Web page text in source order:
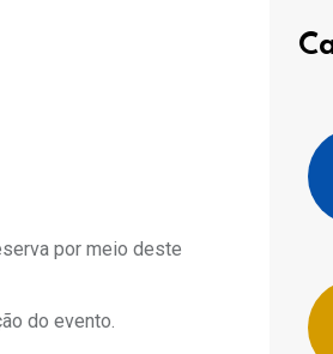
por meio deste
do evento.